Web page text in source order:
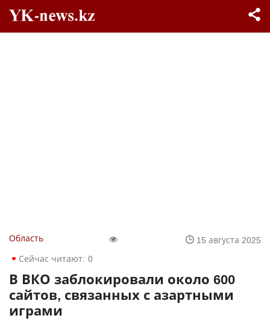
Область
15 августа 2025
Сейчас читают: 0
В ВКО заблокировали около 600
сайтов, связанных с азартными
играми